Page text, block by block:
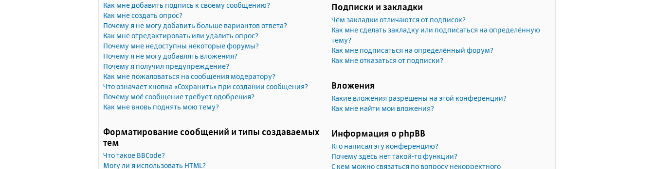
Как мне добавить подпись к своему сообщению?
Как мне создать опрос?
Почему я не могу добавить больше вариантов ответа?
Как мне отредактировать или удалить опрос?
Почему мне недоступны некоторые форумы?
Почему я не могу добавлять вложения?
Почему я получил предупреждение?
Как мне пожаловаться на сообщения модератору?
Что означает кнопка «Сохранить» при создании сообщения?
Почему моё сообщение требует одобрения?
Как мне вновь поднять мою тему?
Форматирование сообщений и типы создаваемых
тем
Что такое BBCode?
Могу ли я использовать HTML?
Подписки и закладки
Чем закладки отличаются от подписок?
Как мне сделать закладку или подписаться на определённую
тему?
Как мне подписаться на определённый форум?
Как мне отказаться от подписки?
Вложения
Какие вложения разрешены на этой конференции?
Как мне найти мои вложения?
Информация о phpBB
Кто написал эту конференцию?
Почему здесь нет такой-то функции?
С кем можно связаться по вопросу некорректного